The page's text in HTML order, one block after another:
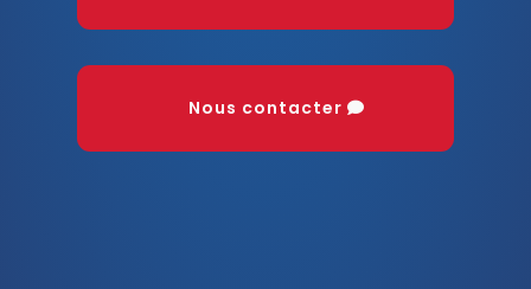
Nous contacter